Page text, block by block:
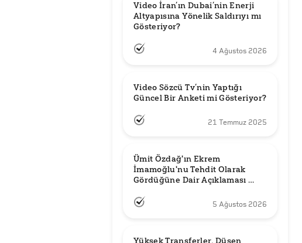
Video İran’ın Dubai’nin Enerji
Altyapısına Yönelik Saldırıyı mı
Gösteriyor?
4 Ağustos 2026
Video Sözcü Tv’nin Yaptığı
Güncel Bir Anketi mi Gösteriyor?
21 Temmuz 2025
Ümit Özdağ'ın Ekrem
İmamoğlu'nu Tehdit Olarak
Gördüğüne Dair Açıklaması
5 Ağustos 2026
Yüksek Transferler, Düşen